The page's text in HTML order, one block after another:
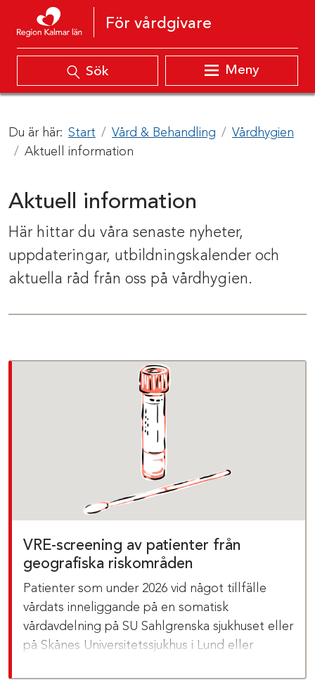
Hoppa till innehåll
För vårdgivare
Sök Meny
Du är här: Start Vård & Behandling
Vårdhygien
Aktuell information
Aktuell information
Här hittar du våra senaste nyheter,
uppdateringar, utbildningskalender och
aktuella råd från oss på vårdhygien.
VRE-screening av patienter från
geografiska riskområden
Patienter som under 2026 vid något tillfälle
vårdats inneliggande på en somatisk
vårdavdelning på SU Sahlgrenska sjukhuset eller
på Skånes Universitetssjukhus i Lund eller